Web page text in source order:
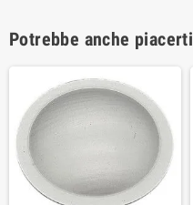
Potrebbe anche piacerti